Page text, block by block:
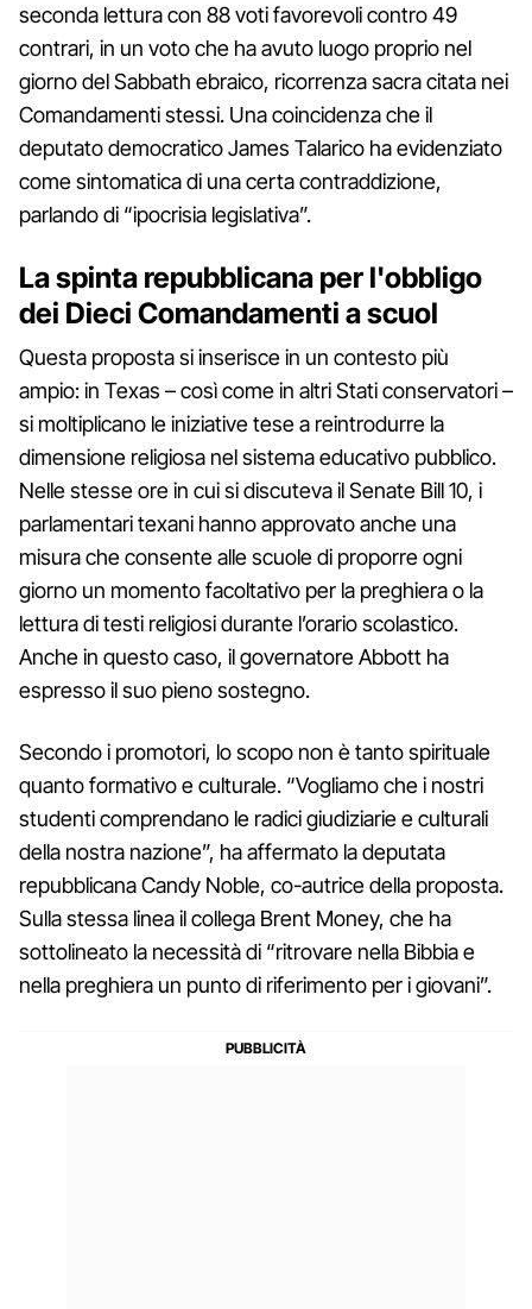
seconda lettura con 88 voti favorevoli contro 49
contrari, in un voto che ha avuto luogo proprio nel
giorno del Sabbath ebraico, ricorrenza sacra citata nei
Comandamenti stessi. Una coincidenza che il
deputato democratico James Talarico ha evidenziato
come sintomatica di una certa contraddizione,
parlando di “ipocrisia legislativa”.
La spinta repubblicana per l'obbligo
dei Dieci Comandamenti a scuol
Questa proposta si inserisce in un contesto più
ampio: in Texas – così come in altri Stati conservatori –
si moltiplicano le iniziative tese a reintrodurre la
dimensione religiosa nel sistema educativo pubblico.
Nelle stesse ore in cui si discuteva il Senate Bill 10, i
parlamentari texani hanno approvato anche una
misura che consente alle scuole di proporre ogni
giorno un momento facoltativo per la preghiera o la
lettura di testi religiosi durante l’orario scolastico.
Anche in questo caso, il governatore Abbott ha
espresso il suo pieno sostegno.
Secondo i promotori, lo scopo non è tanto spirituale
quanto formativo e culturale. “Vogliamo che i nostri
studenti comprendano le radici giudiziarie e culturali
della nostra nazione”, ha affermato la deputata
repubblicana Candy Noble, co-autrice della proposta.
Sulla stessa linea il collega Brent Money, che ha
sottolineato la necessità di “ritrovare nella Bibbia e
nella preghiera un punto di riferimento per i giovani”.